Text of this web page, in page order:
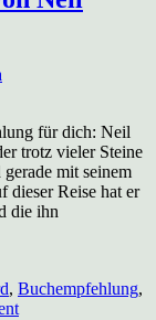
für dich: Neil
trotz vieler Steine
mit seinem
dieser Reise hat er
die ihn
, Buchempfehlung,
on